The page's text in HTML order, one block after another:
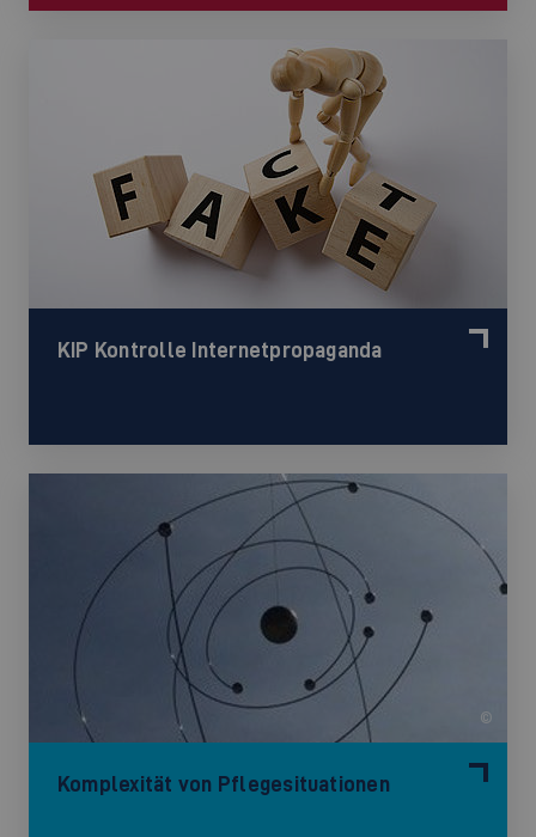
KIP Kontrolle Internetpropaganda
©
Komplexität von Pflegesituationen